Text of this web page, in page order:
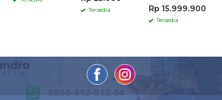
Tersedia Rp 15.999.900
Tersedia